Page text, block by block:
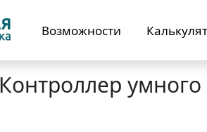
Возможности
Контроллер